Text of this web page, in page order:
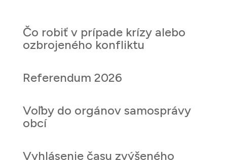
Čo robiť v prípade krízy alebo
ozbrojeného konfliktu
Referendum 2026
Voľby do orgánov samosprávy
obcí
Vyhlásenie času zvýšeného